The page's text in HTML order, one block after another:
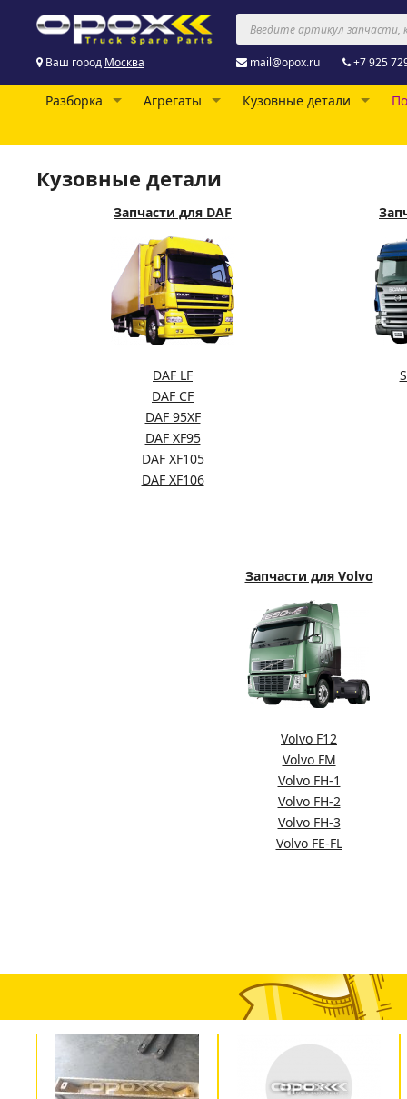
Ваш город Москва mail@opox.ru +7 925
Разборка Агрегаты Кузовные детали
Кузовные детали
Запчасти для DAF
DAF LF
DAF CF
DAF 95XF
DAF XF95
DAF XF105
DAF XF106
Запчасти для Volvo
Volvo F12
Volvo FM
Volvo FH-1
Volvo FH-2
Volvo FH-3
Volvo FE-FL